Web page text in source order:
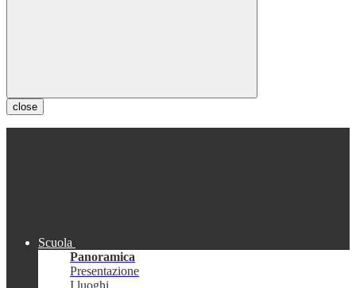
close
Scuola
Panoramica
Presentazione